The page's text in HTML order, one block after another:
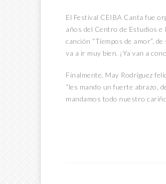
El Festival CEIBA Canta fue
años del Centro de Estudios e
canción “Tiempos de amor”,
va a ir muy bien. ¡Ya van a
Finalmente, May Rodríguez
“les mando un fuerte abrazo,
mandamos todo nuestro